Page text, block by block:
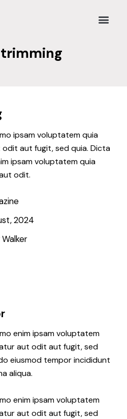
ipsam voluptatem quia
aut fugit, sed quia. Dicta
ipsam voluptatem quia
odit.
2024
enim ipsam voluptatem
aut odit aut fugit, sed
eiusmod tempor incididunt
aliqua.
enim ipsam voluptatem
aut odit aut fugit, sed